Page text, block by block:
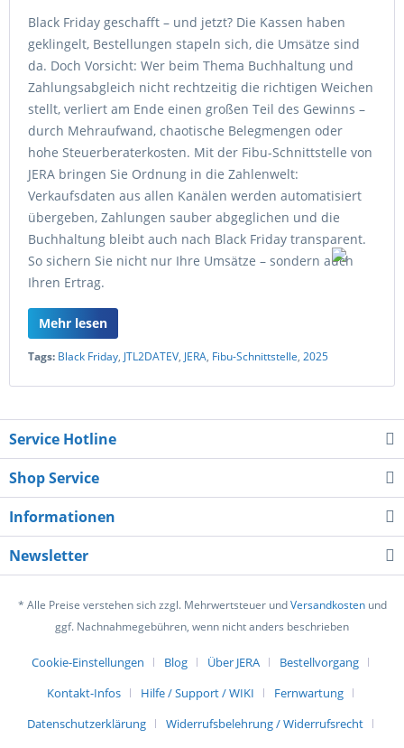
Black Friday geschafft – und jetzt? Die Kassen haben
geklingelt, Bestellungen stapeln sich, die Umsätze sind
da. Doch Vorsicht: Wer beim Thema Buchhaltung und
Zahlungsabgleich nicht rechtzeitig die richtigen Weichen
stellt, verliert am Ende einen großen Teil des Gewinns –
durch Mehraufwand, chaotische Belegmengen oder
hohe Steuerberaterkosten. Mit der Fibu-Schnittstelle von
JERA bringen Sie Ordnung in die Zahlenwelt:
Verkaufsdaten aus allen Kanälen werden automatisiert
übergeben, Zahlungen sauber abgeglichen und die
Buchhaltung bleibt auch nach Black Friday transparent.
So sichern Sie nicht nur Ihre Umsätze – sondern auch
Ihren Ertrag.
Mehr lesen
Tags: Black Friday, JTL2DATEV, JERA, Fibu-Schnittstelle, 2025
Service Hotline
Shop Service
Informationen
Newsletter
* Alle Preise verstehen sich zzgl. Mehrwertsteuer undVersandkostenund
ggf. Nachnahmegebühren, wenn nicht anders beschrieben
Cookie-Einstellungen Blog Über JERA
Bestellvorgang
Kontakt-Infos
Hilfe / Support / WIKI
Fernwartung
Datenschutzerklärung
Widerrufsbelehrung / Widerrufsrecht